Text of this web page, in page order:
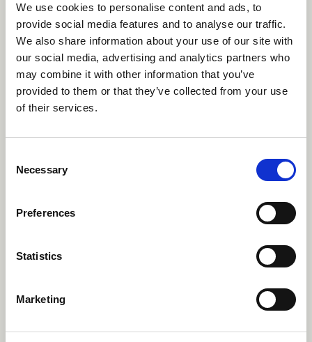
We use cookies to personalise content and ads, to
provide social media features and to analyse our traffic.
We also share information about your use of our site with
our social media, advertising and analytics partners who
may combine it with other information that you’ve
provided to them or that they’ve collected from your use
of their services.
Selection
Necessary
Preferences
Statistics
Marketing
Yhteystiedot
Lisätietoja sosiaalihuollon menetelmien kehittämisestä
antavat:
, perheneuvolan päällikkö, Helsingin
Tunnekeskeinen perheinterventio auttaa perheitä
Tunnekeskeisen perheintervention koulutus on